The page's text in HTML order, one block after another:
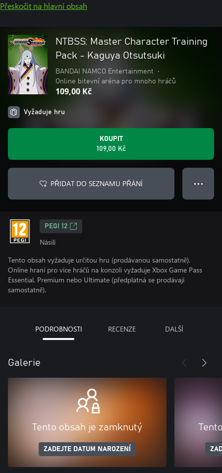
Přeskočit na hlavní obsah
NTBSS: Master Character Training
Pack - Kaguya Otsutsuki
BANDAI NAMCO Entertainment
•
Online bitevní aréna pro mnoho hráčů
109,00 Kč
Vyžaduje hru
KOUPIT
109,00 Kč
PŘIDAT DO SEZNAMU PŘÁNÍ ● ● ●
PEGI 12
Násilí
Tento obsah vyžaduje určitou hru (prodávanou samostatně).
Online hraní pro více hráčů na konzoli vyžaduje Xbox Game Pass
Essential, Premium nebo Ultimate (předplatná se prodávají
samostatně).
PODROBNOSTI RECENZE DALŠÍ
Galerie
Tento obsah je zamknutý
ZADEJTE DATUM NAROZENÍ